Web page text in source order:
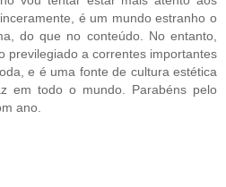
é um mundo estranho o
do que no conteúdo. No entanto,
previlegiado a correntes importantes
e é uma fonte de cultura estética
em todo o mundo. Parabéns pelo
ano.